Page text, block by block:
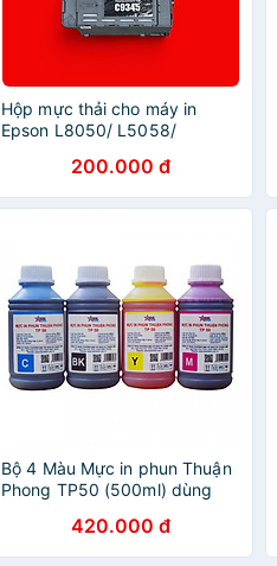
Hộp mực thải cho máy in
Epson L8050/ L5058/
L6558/ L15188/
C7000/C8000 ( Hàng nhập
khẩu )
200.000 đ
Bộ 4 Màu Mực in phun Thuận
Phong TP50 (500ml) dùng
Canon - Hàng Chính Hãng
420.000 đ